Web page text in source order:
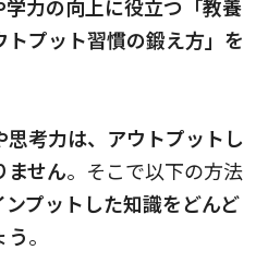
学力の向上に役立つ「教養
プット習慣の鍛え方」を
考力は、アウトプットし
ません。そこで以下の方法
プットした知識をどんど
う。